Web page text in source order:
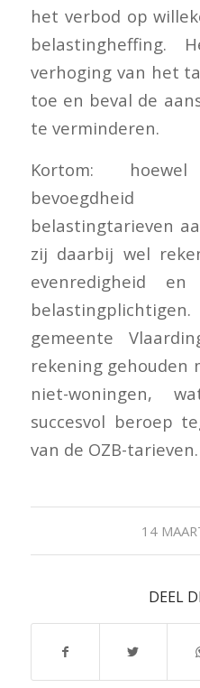
het verbod op
belastingheffing.
verhoging van het
toe en beval de
te verminderen.
Kortom:
belastingtarieven
zij daarbij wel
evenredigheid
gemeente
rekening gehouden
niet-woningen,
succesvol beroep
van de OZB-tarieven.
14 /
DEEL